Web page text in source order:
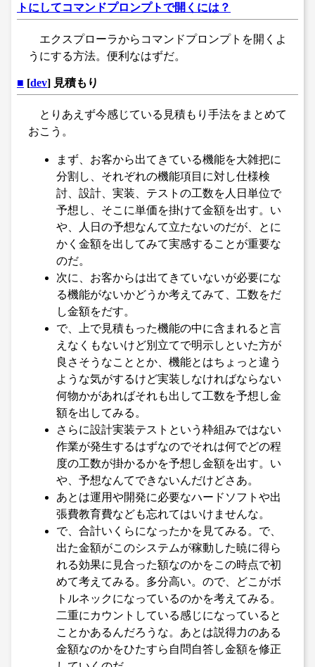
トにしてコマンドプロンプトで開くには？
エクスプローラからコマンドプロンプトを開くよ
うにする方法。便利なはずだ。
■ [dev] 見積もり
とりあえず今感じている見積もり手法をまとめて
おこう。
まず、お客から出てきている機能を大雑把に
分割し、それぞれの機能項目に対し仕様検
討、設計、実装、テストの工数を人日単位で
予想し、そこに単価を掛けて金額を出す。い
や、人日の予想なんて立たないのだが、とに
かく金額を出してみて実感することが重要な
のだ。
次に、お客からは出てきていないが必要にな
る機能がないかどうか考えてみて、工数をだ
し金額をだす。
で、上で見積もった機能の中に含まれると言
えなくもないけど別立てで明示しといた方が
良さそうなこととか、機能とはちょっと違う
ような気がするけど実装しなければならない
何物かがあればそれも出して工数を予想し金
額を出してみる。
さらに設計実装テストという枠組みではない
作業が発生するはずなのでそれは何でどの程
度の工数が掛かるかを予想し金額を出す。い
や、予想なんてできないんだけどさあ。
あとは運用や開発に必要なハードソフトや出
張費教育費なども忘れてはいけませんな。
で、合計いくらになったかを見てみる。で、
出た金額がこのシステムが稼動した暁に得ら
れる効果に見合った額なのかをこの時点で初
めて考えてみる。多分高い。ので、どこがボ
トルネックになっているのかを考えてみる。
二重にカウントしている感じになっていると
ことかあるんだろうな。あとは説得力のある
金額なのかをひたすら自問自答し金額を修正